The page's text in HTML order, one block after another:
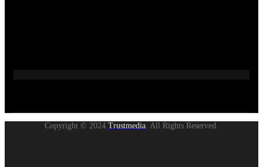
Copyright © 2024 Trustmedia . All Rights Reserved.